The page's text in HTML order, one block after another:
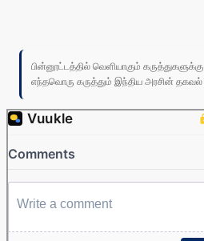
பின்னூட்டத்தில் வெளியாகும்
எந்தவொரு கருத்தும் இந்திய அரசின் தகவல்